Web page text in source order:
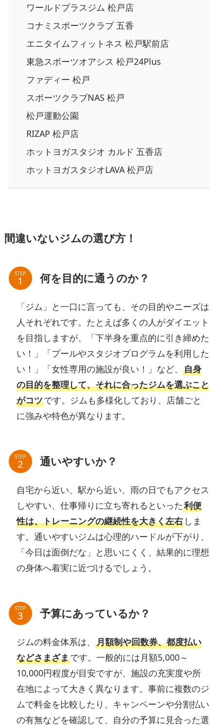
ワールドプラスジム 松戸店
コナミスポーツクラブ 五香
エニタイムフィットネス 松戸駅前店
東急スポーツオアシス 松戸24Plus
ファディー 松戸
スポーツクラブNAS 松戸
松戸運動公園
RIZAP 松戸店
ホットヨガスタジオ カルド 五香店
ホットヨガスタジオLAVA 松戸店
間違いないジムの選び方！
STEP 何を目的に通うのか？
「ジム」と一口に言っても、その目的やニーズは
人それぞれです。たとえば多くの人がダイエット
を目指しますが、「下半身を重点的に引き締めた
い！」「プールやスタジオプログラムを利用した
い！」「女性専用の施設が良い！」など、 自身
の目的を整理して、それに合ったジムを選ぶこと
がコツです。ジムも多様化しており、店舗ごと
に強みや特色が異なります。
STEP 通いやすいか？
自宅から近い、駅から近い、雨の日でもアクセス
しやすい、仕事帰りに立ち寄れるといった利便
性は、トレーニングの継続性を大きく左右しま
す。通いやすいジムは心理的ハードルが下がり、
「今日は面倒だな」と思いにくく、結果的に理想
の身体へ着実に近づけるでしょう。
STEP 予算にあっているか？
ジムの料金体系は、 月額制や回数券、都度払い
などさまざまです。一般的には月額5,000～
10,000円程度が目安ですが、施設の充実度や所
在地によって大きく異なります。事前に複数のジ
ムで料金を比較したり、キャンペーンや分割払い
の有無などを確認して、自分の予算に見合った選